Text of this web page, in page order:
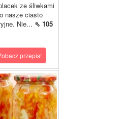
ze śliwkami
nasze ciasto
Nie... ⇖ 105
przepis!